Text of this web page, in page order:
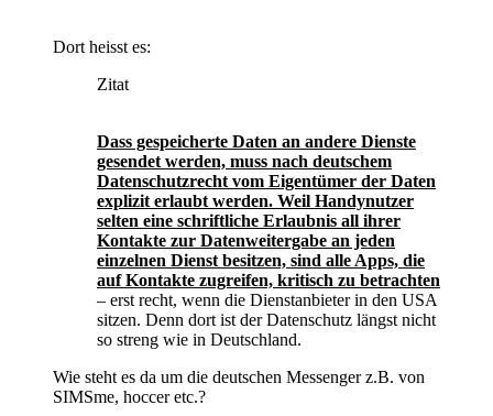
Dort heisst es:
Zitat
Dass gespeicherte Daten an andere Dienste
gesendet werden, muss nach deutschem
Datenschutzrecht vom Eigentümer der Daten
explizit erlaubt werden. Weil Handynutzer
selten eine schriftliche Erlaubnis all ihrer
Kontakte zur Datenweitergabe an jeden
einzelnen Dienst besitzen, sind alle Apps, die
auf Kontakte zugreifen, kritisch zu betrachten
‒ erst recht, wenn die Dienstanbieter in den USA
sitzen. Denn dort ist der Datenschutz längst nicht
so streng wie in Deutschland.
Wie steht es da um die deutschen Messenger z.B. von
SIMSme, hoccer etc.?